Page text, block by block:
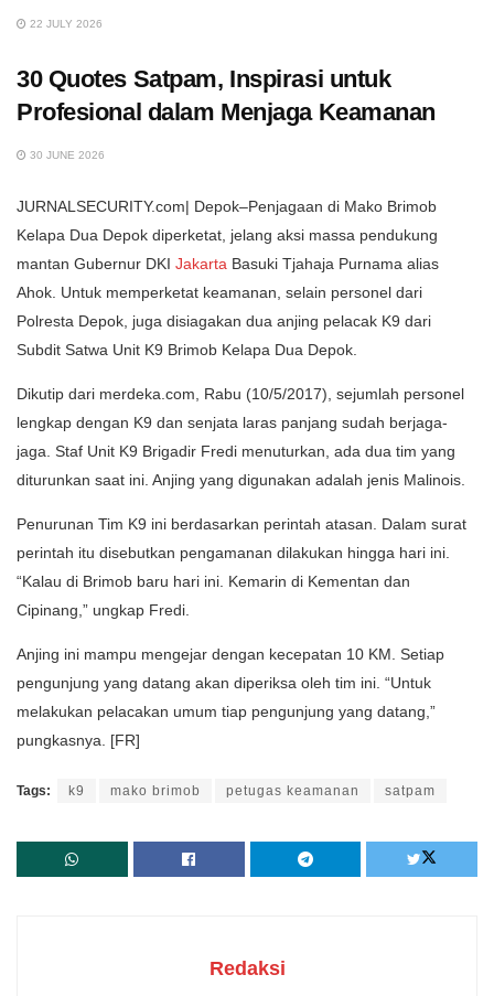
22 JULY 2026
30 Quotes Satpam, Inspirasi untuk
Profesional dalam Menjaga Keamanan
30 JUNE 2026
JURNALSECURITY.com| Depok–Penjagaan di Mako Brimob
Kelapa Dua Depok diperketat, jelang aksi massa pendukung
mantan Gubernur DKI Jakarta Basuki Tjahaja Purnama alias
Ahok. Untuk memperketat keamanan, selain personel dari
Polresta Depok, juga disiagakan dua anjing pelacak K9 dari
Subdit Satwa Unit K9 Brimob Kelapa Dua Depok.
Dikutip dari merdeka.com, Rabu (10/5/2017), sejumlah personel
lengkap dengan K9 dan senjata laras panjang sudah berjaga-
jaga. Staf Unit K9 Brigadir Fredi menuturkan, ada dua tim yang
diturunkan saat ini. Anjing yang digunakan adalah jenis Malinois.
Penurunan Tim K9 ini berdasarkan perintah atasan. Dalam surat
perintah itu disebutkan pengamanan dilakukan hingga hari ini.
“Kalau di Brimob baru hari ini. Kemarin di Kementan dan
Cipinang,” ungkap Fredi.
Anjing ini mampu mengejar dengan kecepatan 10 KM. Setiap
pengunjung yang datang akan diperiksa oleh tim ini. “Untuk
melakukan pelacakan umum tiap pengunjung yang datang,”
pungkasnya. [FR]
Tags: k9 mako brimob petugas keamanan satpam
Redaksi